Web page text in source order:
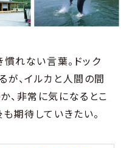
れない言葉。ドック
が、イルカと人間の間
、非常に気になるとこ
期待していきたい。